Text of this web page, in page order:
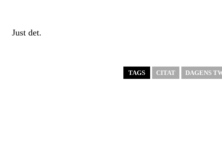
Just det.
TAGS CITAT DAGENS